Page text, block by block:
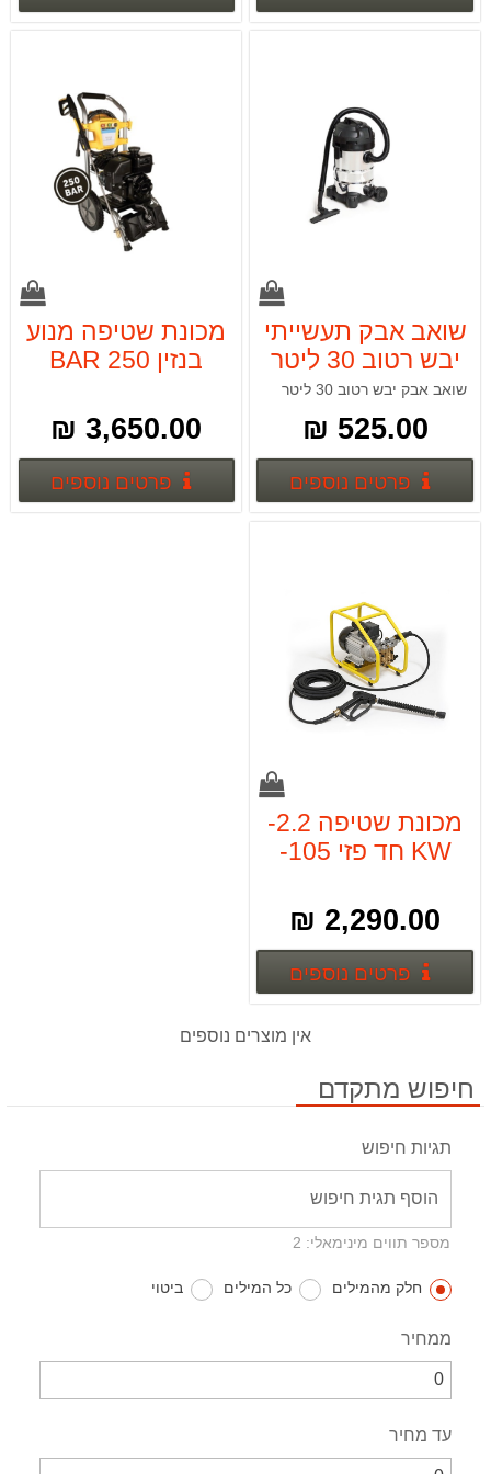
שואב אבק תעשייתי
יבש רטוב 30 ליטר
S-WASHER
שואב אבק יבש רטוב 30 ליטר
525.00 ₪
פרטים נוספיםפרטים נוספים
מכונת שטיפה מנוע
בנזין 250 BAR
WASHER
3,650.00 ₪
פרטים נוספים
מכונת שטיפה 2.2-
KW חד פזי 105-
2,290.00 ₪
פרטים נוספיםפרטים נוספים
אין מוצרים נוספים
חיפוש מתקדם
תגיות חיפוש
מספר תווים מינימאלי: 2
חלק מהמילים כל המילים ביטוי
ממחיר
עד מחיר